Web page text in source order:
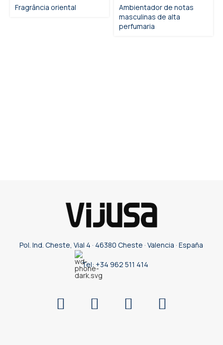
Fragrância oriental
Ambientador de notas
masculinas de alta
perfumaria
Pol. Ind. Cheste, Vial 4 · 46380 Cheste · Valencia · España
Tel: +34 962 511 414